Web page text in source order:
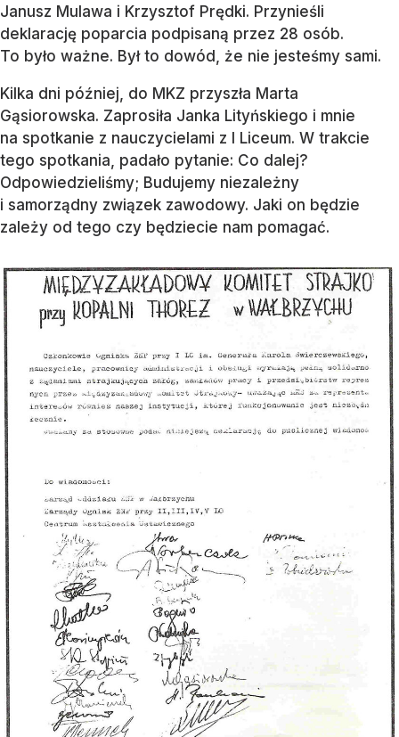
Janusz Mulawa i Krzysztof Prędki. Przynieśli
deklarację poparcia podpisaną przez 28 osób.
To było ważne. Był to dowód, że nie jesteśmy sami.
Kilka dni później, do MKZ przyszła Marta
Gąsiorowska. Zaprosiła Janka Lityńskiego i mnie
na spotkanie z nauczycielami z I Liceum. W trakcie
tego spotkania, padało pytanie: Co dalej?
Odpowiedzieliśmy; Budujemy niezależny
i samorządny związek zawodowy. Jaki on będzie
zależy od tego czy będziecie nam pomagać.